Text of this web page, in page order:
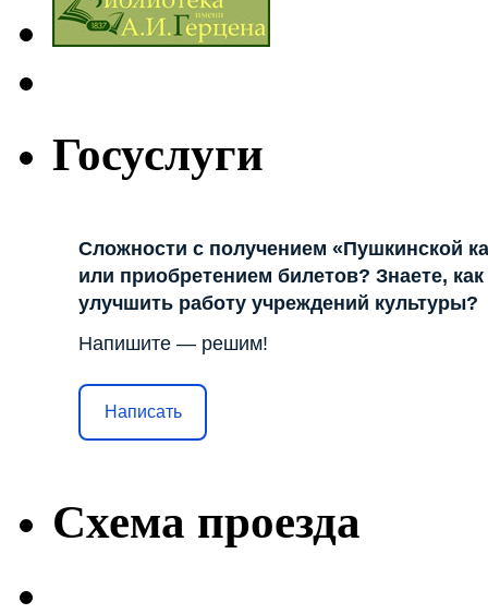
Госуслуги
Сложности с получением «Пушкинской
или приобретением билетов? Знаете, как
улучшить работу учреждений культуры?
Напишите — решим!
Написать
Схема проезда